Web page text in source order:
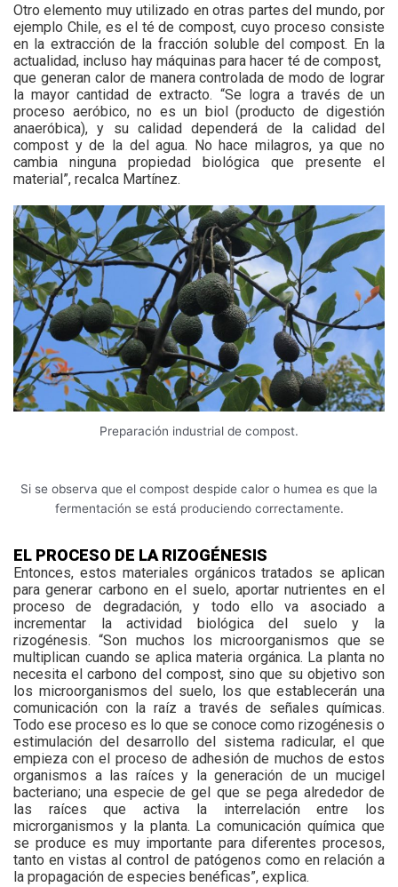
Otro elemento muy utilizado en otras partes del mundo, por
ejemplo Chile, es el té de compost, cuyo proceso consiste
en la extracción de la fracción soluble del compost. En la
actualidad, incluso hay máquinas para hacer té de compost,
que generan calor de manera controlada de modo de lograr
la mayor cantidad de extracto. “Se logra a través de un
proceso aeróbico, no es un biol (producto de digestión
anaeróbica), y su calidad dependerá de la calidad del
compost y de la del agua. No hace milagros, ya que no
cambia ninguna propiedad biológica que presente el
material”, recalca Martínez.
Preparación industrial de compost.
Si se observa que el compost despide calor o humea es que la
fermentación se está produciendo correctamente.
EL PROCESO DE LA RIZOGÉNESIS
Entonces, estos materiales orgánicos tratados se aplican
para generar carbono en el suelo, aportar nutrientes en el
proceso de degradación, y todo ello va asociado a
incrementar la actividad biológica del suelo y la
rizogénesis. “Son muchos los microorganismos que se
multiplican cuando se aplica materia orgánica. La planta no
necesita el carbono del compost, sino que su objetivo son
los microorganismos del suelo, los que establecerán una
comunicación con la raíz a través de señales químicas.
Todo ese proceso es lo que se conoce como rizogénesis o
estimulación del desarrollo del sistema radicular, el que
empieza con el proceso de adhesión de muchos de estos
organismos a las raíces y la generación de un mucigel
bacteriano; una especie de gel que se pega alrededor de
las raíces que activa la interrelación entre los
microrganismos y la planta. La comunicación química que
se produce es muy importante para diferentes procesos,
tanto en vistas al control de patógenos como en relación a
la propagación de especies benéficas”, explica.